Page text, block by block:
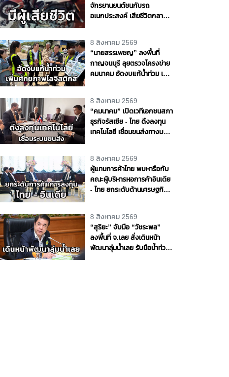
จักรยานยนต์ชนกับรถ
อเนกประสงค์ เสียชีวิตกลาง
8 สิงหาคม 2569
“นายสรรเพชญ” ลงพื้นที่
กาญจนบุรี ลุยตรวจโครงข่าย
คมนาคม อัดงบแก้น้ำท่วม เพิ่ม
8 สิงหาคม 2569
“คมนาคม” เปิดเวทีเอกชนสภา
ธุรกิจรัสเซีย - ไทย ดึงลงทุน
เทคโนโลยี เชื่อมขนส่งทางบก -
8 สิงหาคม 2569
ผู้แทนการค้าไทย พบหารือกับ
คณะผู้บริหารหอการค้าอินเดีย
- ไทย ยกระดับด้านเศรษฐกิจ
8 สิงหาคม 2569
“สุริยะ” จับมือ “วัชระพล”
ลงพื้นที่ จ.เลย สั่งเดินหน้า
พัฒนาลุ่มน้ำเลย รับมือน้ำท่วม